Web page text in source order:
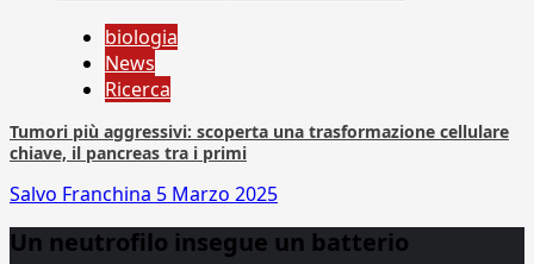
biologia
News
Ricerca
Tumori più aggressivi: scoperta una trasformazione cellulare
chiave, il pancreas tra i primi
Salvo Franchina 5 Marzo 2025
Un neutrofilo insegue un batterio